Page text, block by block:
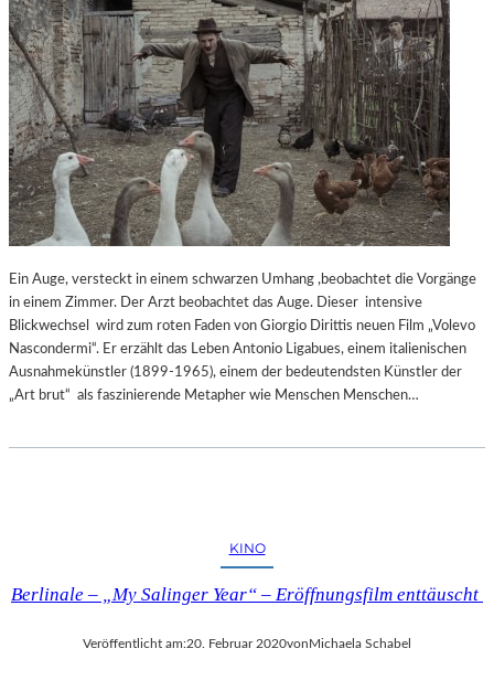
I
E
R
N
O
C
H
H
A
N
G
E
B
R
A
U
Ein Auge, versteckt in einem schwarzen Umhang ,beobachtet die Vorgänge
in einem Zimmer. Der Arzt beobachtet das Auge. Dieser intensive
Blickwechsel wird zum roten Faden von Giorgio Dirittis neuen Film „Volevo
Nascondermi“. Er erzählt das Leben Antonio Ligabues, einem italienischen
Ausnahmekünstler (1899-1965), einem der bedeutendsten Künstler der
„Art brut“ als faszinierende Metapher wie Menschen Menschen…
KINO
Berlinale – „My Salinger Year“ – Eröffnungsfilm enttäuscht
Veröffentlicht am:20. Februar 2020vonMichaela Schabel